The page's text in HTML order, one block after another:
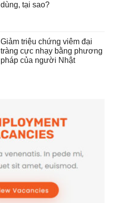
dùng, tại sao?
Giảm triệu chứng viêm đại
tràng cực nhạy bằng phương
pháp của người Nhật